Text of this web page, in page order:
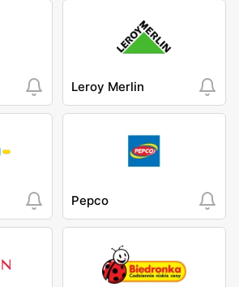
Leroy Merlin
Pepco